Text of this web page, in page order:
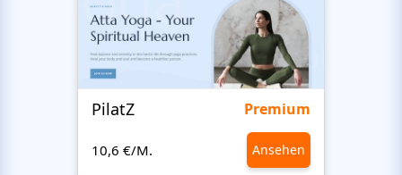
PilatZ Premium
10,6 €/M. Ansehen